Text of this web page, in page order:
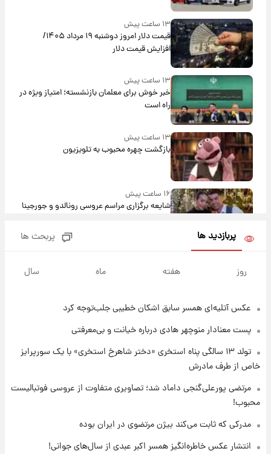
۱۳ ساعت پیش
قیمت دلار امروز دوشنبه ۱۹ مرداد ۱۴۰۵/
افزایش قیمت دلار
۱۳ ساعت پیش
خبر خوش برای معلمان بازنشسته؛ امتیاز ویژه در
راه است
۱۳ ساعت پیش
بازگشت چهره محبوب به تلویزیون
۱۶ ساعت پیش
شایعه برگزاری مراسم عروسی رونالدو و جورجینا
۱ روز پیش
۲۲ ساعت پیش
فال قهوه روزانه دوشنبه ۱۹ مرداد ماه ۱۴۰۵
پربازدید ها پربحث ها
روز هفته ماه سال
عکس‌ آتلیه‌ای همسر سابق اشکان خطیبی جلب‌توجه کرد
پست معنادار منوچهر هادی درباره خیانت و بی‌معرفتی
تولد ۱۳ سالگی پناه استخری «دختر شاهرخ استخری» با یک سورپرایز
خاص از طرف مادرش
مرتضی پورعلی‌گنجی داماد شد؛ تصاویری متفاوت از عروسی فوتبالیست
محبوب!
مدرکی که ثابت می‌کند بیژن مرتضوی در ایران بوده
انتشار عکس خاطره‌انگیز همسر اکبر عبدی از سال‌های جوانی!